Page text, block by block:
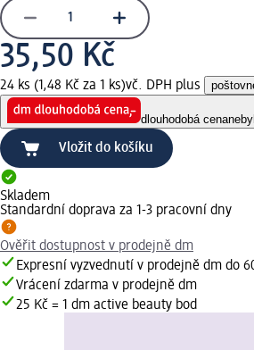
35,50 Kč
24 ks (1,48 Kč za 1 ks)vč. DPH plus
dlouhodobá cena
Vložit do košíku
Skladem
Standardní doprava za 1-3 pracovní dny
Ověřit dostupnost v prodejně dm
Expresní vyzvednutí v prodejně dm do
Vrácení zdarma v prodejně dm
25 Kč = 1 dm active beauty bod